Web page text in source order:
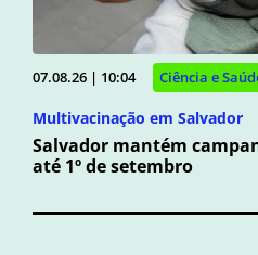
07.08.26 | 10:04 Ciência e
Multivacinação em Salvador
Salvador mantém
até 1º de setembro